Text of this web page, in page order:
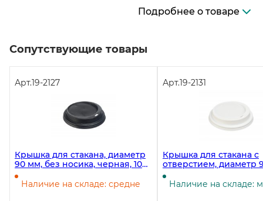
Подробнее о товаре
Сопутствующие товары
Арт.19-2127
Крышка для стакана, диаметр
90 мм, без носика, черная, 100
штук
Наличие на складе: средне
Арт.19-2131
Крышка для стакана с
отверстием, диаметр
белая, 100 штук
Наличие на складе: